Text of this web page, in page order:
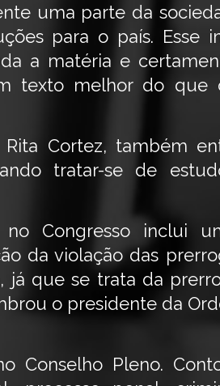
uma parte da
para o país. Esse
a matéria e
texto melhor do
Cortez, também
tratar-se de
Congresso inclui
da violação das
já que se trata da
o presidente da
Conselho Pleno.